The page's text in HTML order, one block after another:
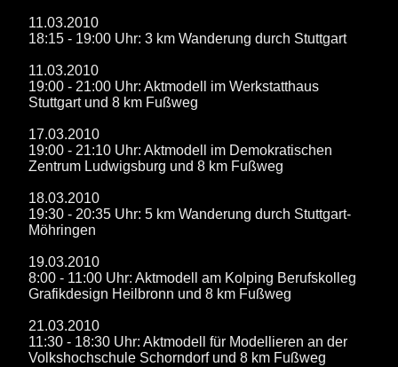
11.03.2010
18:15 - 19:00 Uhr: 3 km Wanderung durch Stuttgart
11.03.2010
19:00 - 21:00 Uhr: Aktmodell im Werkstatthaus
Stuttgart und 8 km Fußweg
17.03.2010
19:00 - 21:10 Uhr: Aktmodell im Demokratischen
Zentrum Ludwigsburg und 8 km Fußweg
18.03.2010
19:30 - 20:35 Uhr: 5 km Wanderung durch Stuttgart-
Möhringen
19.03.2010
8:00 - 11:00 Uhr: Aktmodell am Kolping Berufskolleg
Grafikdesign Heilbronn und 8 km Fußweg
21.03.2010
11:30 - 18:30 Uhr: Aktmodell für Modellieren an der
Volkshochschule Schorndorf und 8 km Fußweg